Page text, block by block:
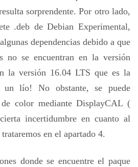
sorprendente. Por otro lado,
.deb de Debian Experimental,
dependencias debido a que
no se encuentran en la versión
la versión 16.04 LTS que es la
lío! No obstante, se puede
color mediante DisplayCAL (
incertidumbre en cuanto al
en el apartado 4.
donde se encuentre el paque